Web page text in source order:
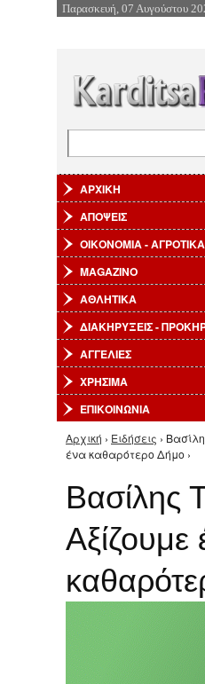
Επιστροφή
Παρασκευή, 07 Αυγούστου
ΑΡΧΙΚΗ
ΑΠΟΨΕΙΣ
ΟΙΚΟΝΟΜΙΑ - ΑΓΡΟΤΙΚΑ
MAGAZINO
ΑΘΛΗΤΙΚΑ
ΔΙΑΚΗΡΥΞΕΙΣ -
ΑΓΓΕΛΙΕΣ
ΧΡΗΣΙΜΑ
ΕΠΙΚΟΙΝΩΝΙΑ
Είστε εδώ
Αρχική › Ειδήσεις ›
ένα καθαρότερο Δήμο ›
Βασίλης
Αξίζουμε